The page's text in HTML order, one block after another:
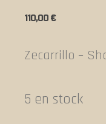
110,00€
Zecarrillo –
5 en stock